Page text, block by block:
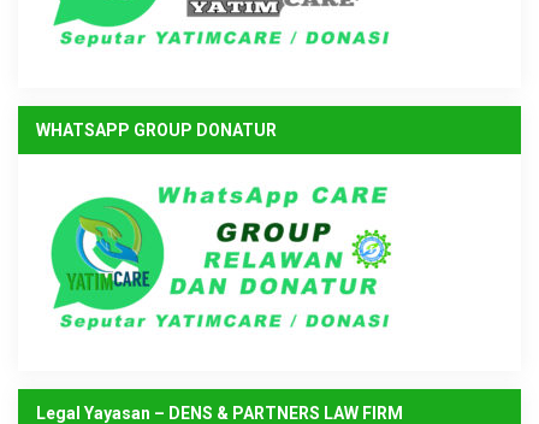
WHATSAPP GROUP DONATUR
Legal Yayasan – DENS & PARTNERS LAW FIRM